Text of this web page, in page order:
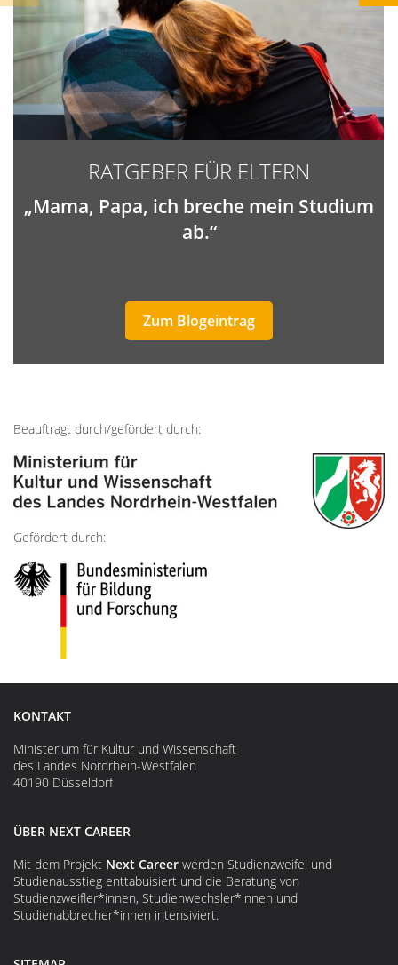
RATGEBER FÜR ELTERN
„Mama, Papa, ich breche mein Studium
ab.“
Zum Blogeintrag
Beauftragt durch/gefördert durch:
Gefördert durch:
KONTAKT
Ministerium für Kultur und Wissenschaft
des Landes Nordrhein-Westfalen
40190 Düsseldorf
ÜBER NEXT CAREER
Mit dem Projekt Next Career werden Studienzweifel und
Studienausstieg enttabuisiert und die Beratung von
Studienzweifler*innen, Studienwechsler*innen und
Studienabbrecher*innen intensiviert.